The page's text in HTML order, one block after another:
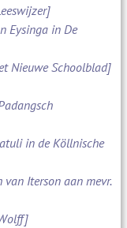
Eysinga in De
Nieuwe Schoolblad]
in de Köllnische
van Iterson aan mevr.